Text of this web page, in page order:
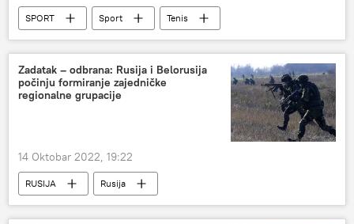
SPORT Sport
Tenis
Novak Đoković
Australija
Zadatak – odbrana: Rusija i Belorusija
počinju formiranje zajedničke
regionalne grupacije
14 Oktobar 2022, 19:22
RUSIJA
Rusija
Zajednica nezavisnih država (ZND)
Belorusija